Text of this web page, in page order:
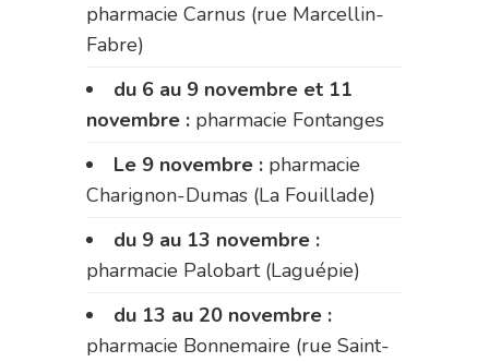
pharmacie Carnus (rue Marcellin-
Fabre)
du 6 au 9 novembre et 11
novembre : pharmacie Fontanges
Le 9 novembre : pharmacie
Charignon-Dumas (La Fouillade)
du 9 au 13 novembre :
pharmacie Palobart (Laguépie)
du 13 au 20 novembre :
pharmacie Bonnemaire (rue Saint-